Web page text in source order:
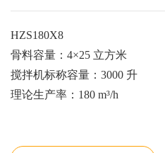
HZS180X8
骨料容量： 4×25 立方米
搅拌机标称容量： 3000 升
理论生产率： 180 m³/h